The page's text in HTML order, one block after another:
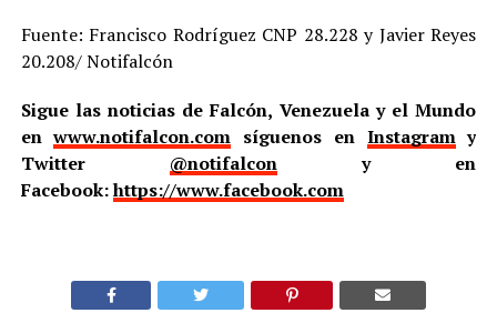
Fuente: Francisco Rodríguez CNP 28.228 y Javier Reyes
20.208/ Notifalcón
Sigue las noticias de Falcón, Venezuela y el Mundo
enwww.notifalcon.com síguenos en Instagramy
Twitter @notifalcony en
Facebook:https://www.facebook.com